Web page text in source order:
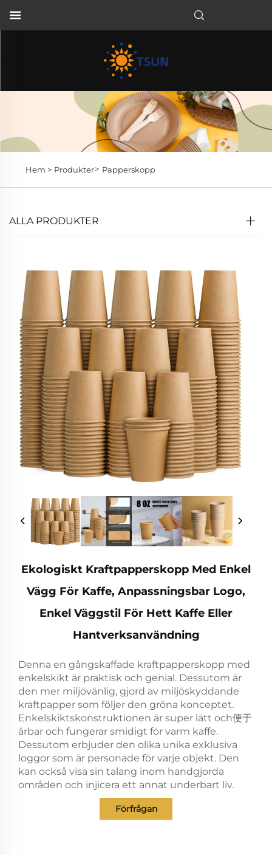
Hem > Produkter> Papperskopp
ALLA PRODUKTER
Ekologiskt Kraftpapperskopp Med Enkel
Vägg För Kaffe, Anpassningsbar Logo,
Enkel Väggstil För Hett Kaffe Eller
Hantverksanvändning
Denna en gångskaffade kraftpapperskopp med
enkelskikt är praktisk och genial. Dessutom är
den mer miljövänlig, gjord av miljöskyddande
kraftpapper som följer den gröna konceptet.
Enkelskiktskonstruktionen är super lätt och便于
ärbar och fungerar smidigt för varm kaffe.
Dessutom erbjuder den olika unika exklusiva
loggor som är personade för varje objekt. Den
kan också visa sin talang inom handgjorda
områden och injicera ett annat underbart liv.
Förfrågan